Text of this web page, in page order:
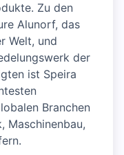
Zu den
Alunorf, das
Welt, und
der
ist Speira
Branchen
Maschinenbau,